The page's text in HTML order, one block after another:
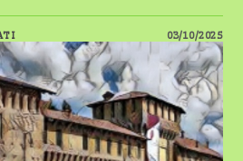
SU
GALLIATE:
CONCORSO
PUBBLICO
PER
ISTRUTTORE
AMMINISTRATIVO-
CONTABILE
03/10/2025